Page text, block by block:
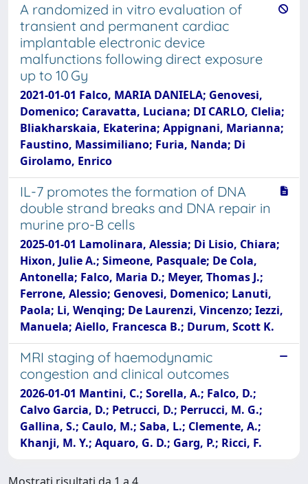
A randomized in vitro evaluation of
transient and permanent cardiac
implantable electronic device
malfunctions following direct exposure
up to 10 Gy
2021-01-01 Falco, MARIA DANIELA; Genovesi,
Domenico; Caravatta, Luciana; DI CARLO, Clelia;
Bliakharskaia, Ekaterina; Appignani, Marianna;
Faustino, Massimiliano; Furia, Nanda; Di
Girolamo, Enrico
IL-7 promotes the formation of DNA
double strand breaks and DNA repair in
murine pro-B cells
2025-01-01 Lamolinara, Alessia; Di Lisio, Chiara;
Hixon, Julie A.; Simeone, Pasquale; De Cola,
Antonella; Falco, Maria D.; Meyer, Thomas J.;
Ferrone, Alessio; Genovesi, Domenico; Lanuti,
Paola; Li, Wenqing; De Laurenzi, Vincenzo; Iezzi,
Manuela; Aiello, Francesca B.; Durum, Scott K.
MRI staging of haemodynamic
congestion and clinical outcomes
2026-01-01 Mantini, C.; Sorella, A.; Falco, D.;
Calvo Garcia, D.; Petrucci, D.; Perrucci, M. G.;
Gallina, S.; Caulo, M.; Saba, L.; Clemente, A.;
Khanji, M. Y.; Aquaro, G. D.; Garg, P.; Ricci, F.